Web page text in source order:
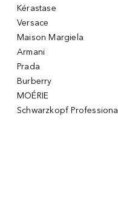
Kérastase
Versace
Maison Margiela
Armani
Prada
Burberry
MOÉRIE
Schwarzkopf Professional